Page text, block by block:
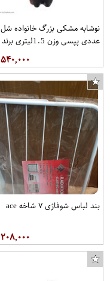
عددی پپسی وزن 1.5ليتري برند
۵۴۰,۰۰۰
بند لباس شوفاژی ۷ شاخه ace
۲۰۸,۰۰۰